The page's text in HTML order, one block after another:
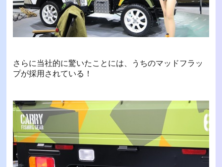
さらに当社的に驚いたことには、うちのマッドフラッ
プが採用されている！